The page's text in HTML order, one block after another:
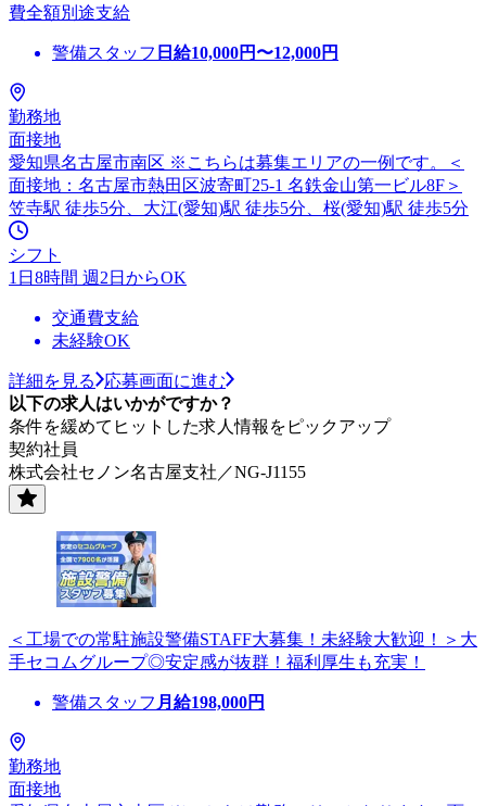
費全額別途支給
警備スタッフ 日給10,000円〜12,000円
勤務地
面接地
愛知県名古屋市南区 ※こちらは募集エリアの一例です。＜
面接地：名古屋市熱田区波寄町25-1 名鉄金山第一ビル8F＞
笠寺駅 徒歩5分、大江(愛知)駅 徒歩5分、桜(愛知)駅 徒歩5分
シフト
1日8時間 週2日からOK
交通費支給
未経験OK
詳細を見る
応募画面に進む
以下の求人はいかがですか？
条件を緩めてヒットした求人情報をピックアップ
契約社員
株式会社セノン名古屋支社／NG-J1155
＜工場での常駐施設警備STAFF大募集！未経験大歓迎！＞大
手セコムグループ◎安定感が抜群！福利厚生も充実！
警備スタッフ 月給198,000円
勤務地
面接地